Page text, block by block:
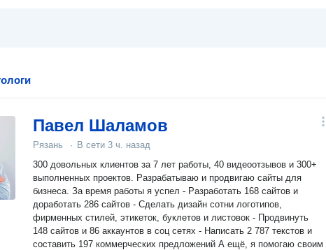
Павел Шаламов
Рязань · В сети 3 ч. назад
300 довольных клиентов за 7 лет работы, 40 видеоотзывов и 300+
выполненных проектов. Разрабатываю и продвигаю сайты для
бизнеса. За время работы я успел - Разработать 168 сайтов и
доработать 286 сайтов - Сделать дизайн сотни логотипов,
фирменных стилей, этикеток, буклетов и листовок - Продвинуть
148 сайтов и 86 аккаунтов в соц сетях - Написать 2 787 текстов и
составить 197 коммерческих предложений А ещё, я помогаю своим